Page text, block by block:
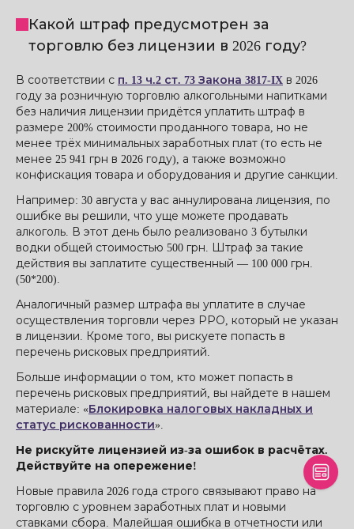
Какой штраф предусмотрен за
торговлю без лицензии в 2026 году?
В соответствии с п. 13 ч.2 ст. 73 Закона 3817-IX в 2026
году за розничную торговлю алкогольными напитками
без наличия лицензии придётся уплатить штраф в
размере 200% стоимости проданного товара, но не
менее трёх минимальных заработных плат (то есть не
менее 25 941 грн в 2026 году), а также возможно
конфискация товара и оборудования и другие санкции.
Например: 30 августа у вас аннулирована лицензия, по
ошибке вы решили, что уще можете продавать
алкоголь. В этот день было реализовано 3 бутылки
водки общей стоимостью 500 грн. Штраф за такие
действия вы заплатите существенный — 100 000 грн.
(50*200).
Аналогичный размер штрафа вы уплатите в случае
осуществления торговли через РРО, который не указан
в лицензии. Кроме того, вы рискуете попасть в
перечень рисковых предприятий.
Больше информации о том, кто может попасть в
перечень рисковых предприятий, вы найдете в нашем
материале: «Блокировка налоговых накладных и
статус рискованности».
Не рискуйте лицензией из-за ошибок в расчётах.
Действуйте на опережение!
Новые правила 2026 года строго связывают право на
торговлю с уровнем заработных плат и новыми
ставками сбора. Малейшая ошибка в отчетности или